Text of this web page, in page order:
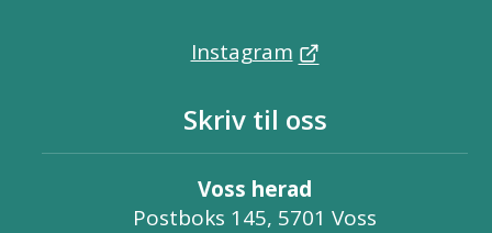
Instagram
Skriv til oss
Voss herad
Postboks 145, 5701 Voss